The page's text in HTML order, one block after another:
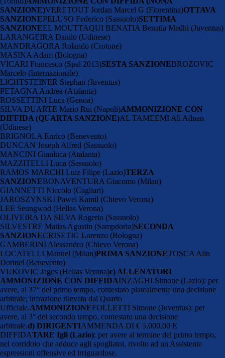
SANZIONE)VERETOUT Jordan Marcel G (Fiorentina)OTTAVA
SANZIONEPELUSO Federico (Sassuolo)SETTIMA
SANZIONEEL MOUTTAQUI BENATIA Benatia Medhi (Juventus)
LARANGEIRA Danilo (Udinese)
MANDRAGORA Rolando (Crotone)
MASINA Adam (Bologna)
VICARI Francesco (Spal 2013)SESTA SANZIONEBROZOVIC
Marcelo (Internazionale)
LICHTSTEINER Stephan (Juventus)
PETAGNA Andrea (Atalanta)
ROSSETTINI Luca (Genoa)
SILVA DUARTE Mario Rui (Napoli)AMMONIZIONE CON
DIFFIDA (QUARTA SANZIONE)AL TAMEEMI Ali Adnan
(Udinese)
BRIGNOLA Enrico (Benevento)
DUNCAN Joseph Alfred (Sassuolo)
MANCINI Gianluca (Atalanta)
MAZZITELLI Luca (Sassuolo)
RAMOS MARCHI Luiz Filipe (Lazio)TERZA
SANZIONEBONAVENTURA Giacomo (Milan)
GIANNETTI Niccolo (Cagliari)
JAROSZYNSKI Pawel Kamil (Chievo Verona)
LEE Seungwod (Hellas Verona)
OLIVEIRA DA SILVA Rogerio (Sassuolo)
SILVESTRE Matias Agustin (Sampdoria)SECONDA
SANZIONECRISETIG Lorenzo (Bologna)
GAMBERINI Alessandro (Chievo Verona)
LOCATELLI Manuel (Milan)PRIMA SANZIONETOSCA Alin
Dorinel (Benevento)
VUKOVIC Jagos (Hellas Verona)c) ALLENATORI
AMMONIZIONE CON DIFFIDAINZAGHI Simone (Lazio): per
avere, al 37° del primo tempo, contestato platealmente una decisione
arbitrale; infrazione rilevata dal Quarto
Ufficiale.AMMONIZIONEFOLLETTI Simone (Juventus): per
avere, al 3° del secondo tempo, contestato una decisione
arbitrale.d) DIRIGENTIAMMENDA DI € 5.000,00 E
DIFFIDATARE Igli (Lazio): per avere al termine del primo tempo,
nel corridoio che adduce agli spogliatoi, rivolto ad un Assistente
espressioni offensive ed irriguardose.